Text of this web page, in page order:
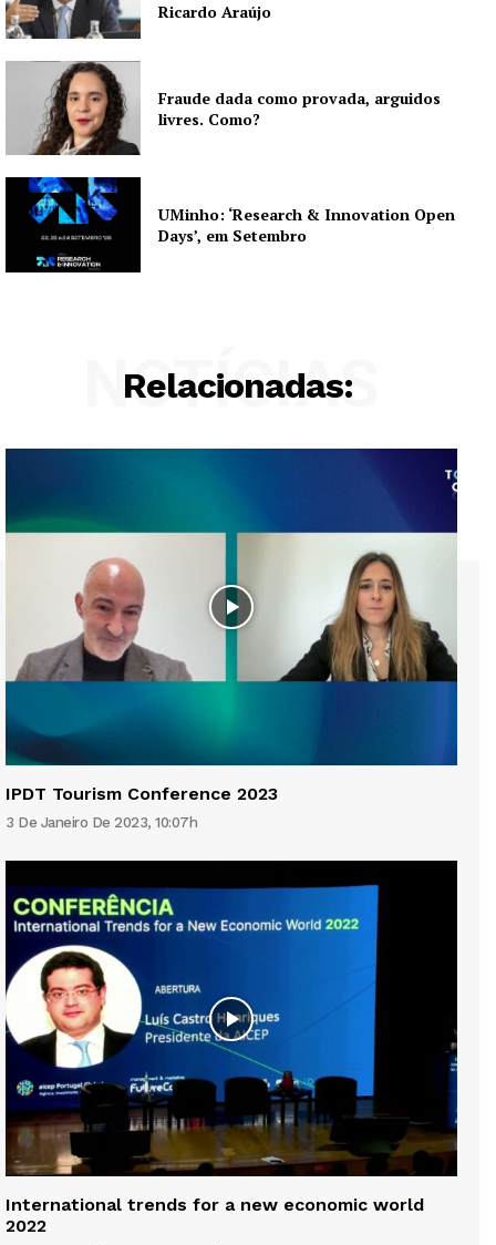
Guimarães, agora!
Institucional
Artigos
Edição Digital
Quero ser Assinante
Ricardo Araújo
Fraude dada como provada, arguidos
livres. Como?
UMinho: ‘Research & Innovation Open
Days’, em Setembro
Relacionadas:
NOTÍCIAS
IPDT Tourism Conference 2023
3 De Janeiro De 2023, 10:07h
International trends for a new economic world
2022